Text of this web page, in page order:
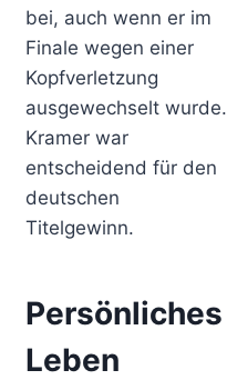
bei, auch wenn er im
Finale wegen einer
Kopfverletzung
ausgewechselt wurde.
Kramer war
entscheidend für den
deutschen
Titelgewinn.
Persönliches
Leben